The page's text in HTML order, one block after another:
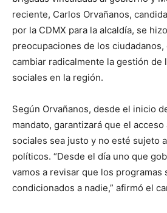
reciente, Carlos Orvañanos,
por la CDMX para la alcaldía, se
preocupaciones de los
cambiar radicalmente la gestión de
sociales en la región.
Según Orvañanos, desde el inicio
mandato, garantizará que el
sociales sea justo y no esté sujeto
políticos. “Desde el día uno que
vamos a revisar que los programas
condicionados a nadie,” afirmó el